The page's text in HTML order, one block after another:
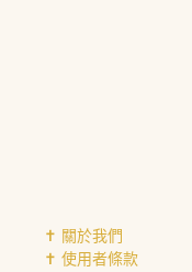
✝︎ 關於我們
✝︎ 使用者條款